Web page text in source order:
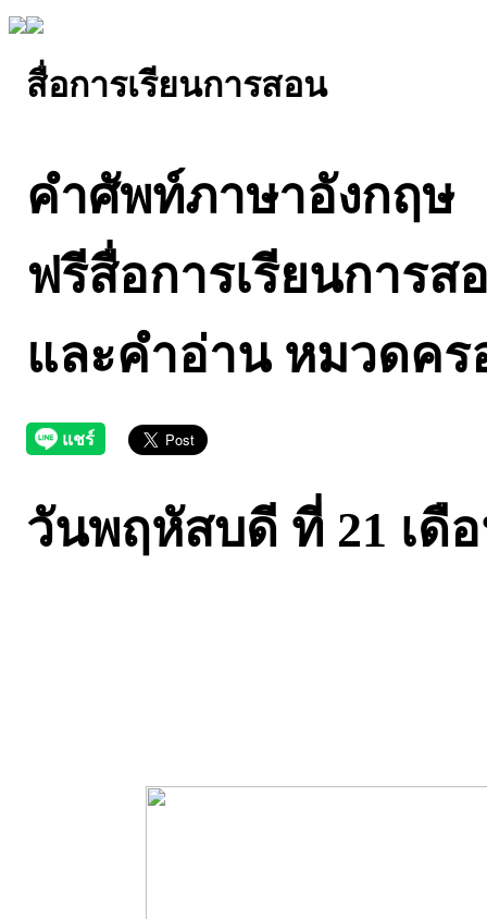
สื่อการเรียนการสอน
คำศัพท์ภาษาอังกฤษ
ฟรีสื่อการเรียนการ
และคำอ่าน หมวดคร
วันพฤหัสบดี ที่ 21 เดื